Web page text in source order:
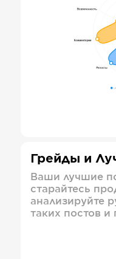
Грейды и
Ваши лучшие
старайтесь
анализируйте
таких постов